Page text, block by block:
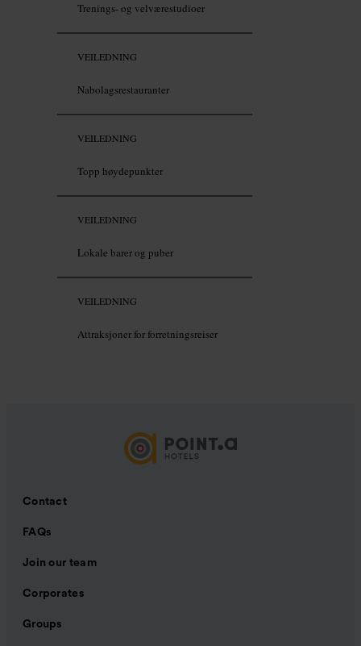
Trenings- og velværestudioer
VEILEDNING
Nabolagsrestauranter
VEILEDNING
Topp høydepunkter
VEILEDNING
Lokale barer og puber
VEILEDNING
Attraksjoner for forretningsreiser
Contact
FAQs
Join our team
Corporates
Groups